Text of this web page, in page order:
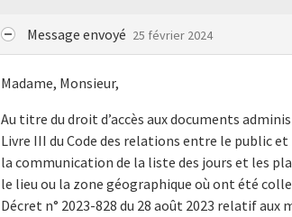
Message envoyé 25 février 2024
Madame, Monsieur,
Au titre du droit d’accès aux documents
Livre III du Code des relations entre le public
la communication de la liste des jours et les
le lieu ou la zone géographique où ont été
Décret n° 2023-828 du 28 août 2023 relatif